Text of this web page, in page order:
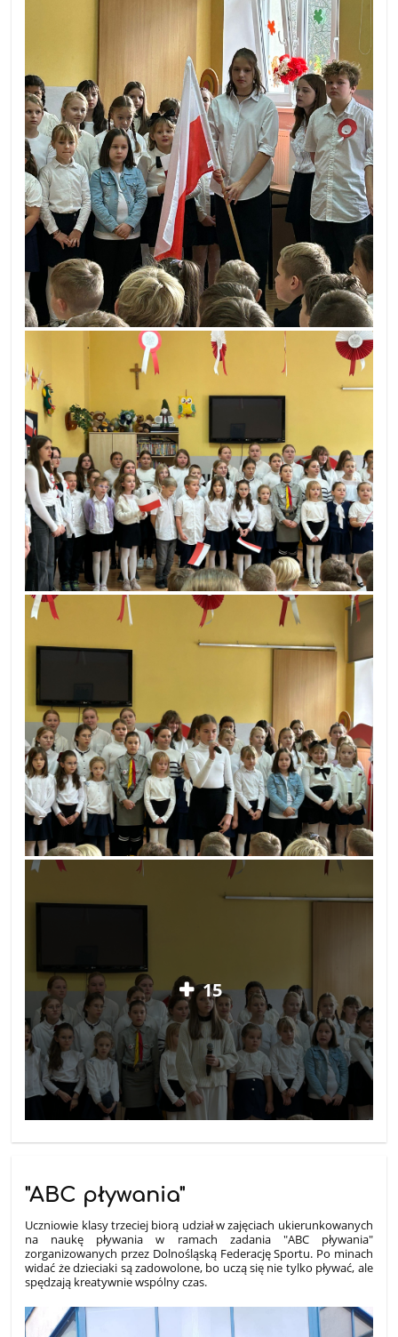
15
"ABC pływania"
Uczniowie klasy trzeciej biorą udział w zajęciach ukierunkowanych
na naukę pływania w ramach zadania "ABC pływania"
zorganizowanych przez Dolnośląską Federację Sportu. Po minach
widać że dzieciaki są zadowolone, bo uczą się nie tylko pływać, ale
spędzają kreatywnie wspólny czas.